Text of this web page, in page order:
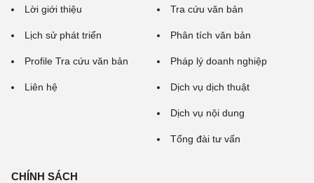
Lời giới thiệu
Lịch sử phát triển
Profile Tra cứu văn bản
Liên hệ
Tra cứu văn bản
Phân tích văn bản
Pháp lý doanh nghiệp
Dịch vụ dịch thuật
Dịch vụ nội dung
Tổng đài tư vấn
CHÍNH SÁCH